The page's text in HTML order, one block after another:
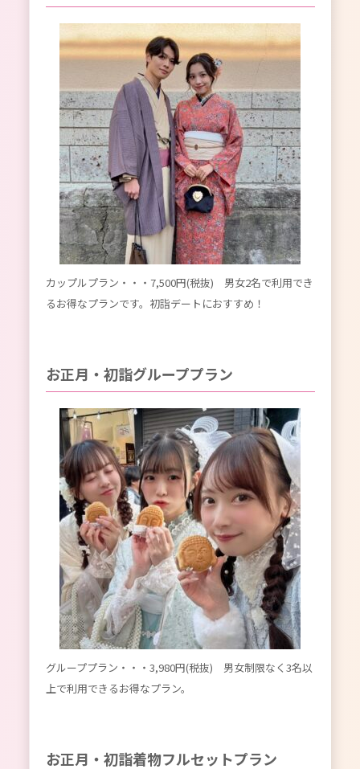
カップルプラン・・・7,500円(税抜) 男女2名で利用でき
るお得なプランです。初詣デートにおすすめ！
お正月・初詣グループプラン
グループプラン・・・3,980円(税抜) 男女制限なく3名以
上で利用できるお得なプラン。
お正月・初詣着物フルセットプラン